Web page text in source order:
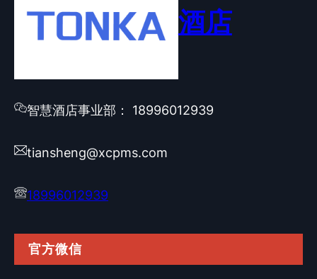
酒店
智慧酒店事业部： 18996012939
tiansheng@xcpms.com
18996012939
官方微信